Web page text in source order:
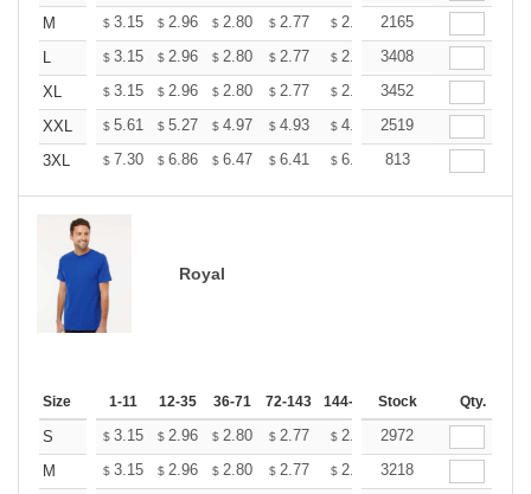
M
$ 3.15 $ 2.96 $ 2.80 $ 2.77 $ 2.72 $2.70
2165
L
$ 3.15 $ 2.96 $ 2.80 $ 2.77 $ 2.72 $2.70
3408
XL
$ 3.15 $ 2.96 $ 2.80 $ 2.77 $ 2.72 $2.70
3452
XXL
$ 5.61 $ 5.27 $ 4.97 $ 4.93 $ 4.85 $4.80
2519
3XL
$ 7.30 $ 6.86 $ 6.47 $ 6.41 $ 6.30 $6.25
813
Royal
Size 1-11 12-35 36-71 72-143 144-287 288 + More
Stock Qty.
S $ 3.15 $ 2.96 $ 2.80 $ 2.77 $ 2.72 $2.70
2972
M
$ 3.15 $ 2.96 $ 2.80 $ 2.77 $ 2.72 $2.70
3218